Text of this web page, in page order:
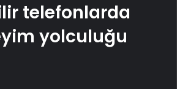
telefonlarda
yolculuğu